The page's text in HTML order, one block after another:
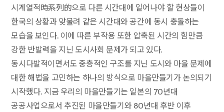
시계열적時系列的으로 다른 시간대에 일어나야 할 현상들이
한국의 상황과 맞물려 같은 시간대와 공간에 동시 충돌하는
모습을 보인다. 이에 따른 부작용 또한 압축된 시간의 힘만큼
강한 반발력을 지닌 도시사회 문제가 되고 있다.
동시다발적이면서도 중층적인 구조를 지닌 도시와 마을 문제에
대한 해법을 고민하는 하나의 방식으로 마을만들기가 논의되기
시작했다. 지금 우리의 마을만들기는 일본의 70년대
공공사업으로서 추진된 마을만들기와 80년대 후반 이후